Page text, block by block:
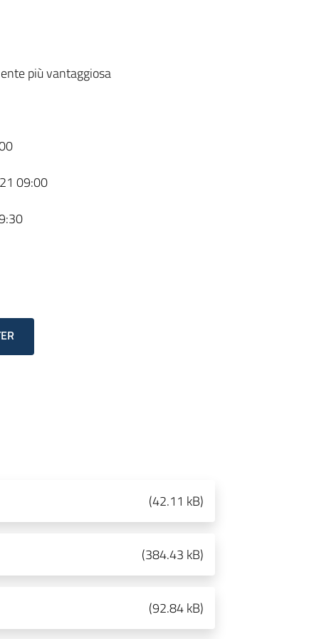
più vantaggiosa
09:00
(42.11 kB)
(384.43 kB)
(92.84 kB)